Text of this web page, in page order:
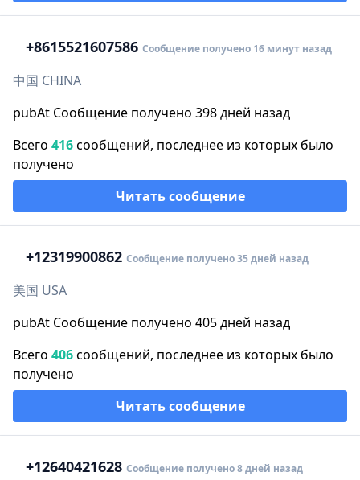
+8615521607586 Сообщение получено 16 минут назад
中国 CHINA
pubAt Сообщение получено 398 дней назад
Всего 416сообщений, последнее из которых было
получено
Читать сообщение
+12319900862 Сообщение получено 35 дней назад
美国 USA
pubAt Сообщение получено 405 дней назад
Всего 406сообщений, последнее из которых было
получено
Читать сообщение
+12640421628 Сообщение получено 8 дней назад